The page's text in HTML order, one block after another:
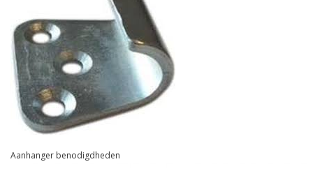
Aanhanger benodigdheden